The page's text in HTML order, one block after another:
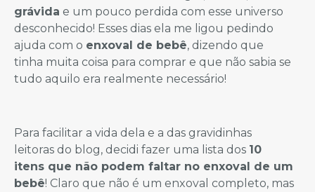
grávida e um pouco perdida com esse universo
desconhecido! Esses dias ela me ligou pedindo
ajuda com o enxoval de bebê, dizendo que
tinha muita coisa para comprar e que não sabia se
tudo aquilo era realmente necessário!
Para facilitar a vida dela e a das gravidinhas
leitoras do blog, decidi fazer uma lista dos 10
itens que não podem faltar no enxoval de um
bebê! Claro que não é um enxoval completo, mas